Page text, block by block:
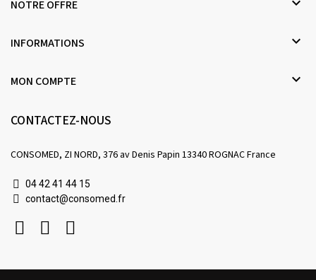
NOTRE OFFRE
INFORMATIONS 
MON COMPTE 
CONTACTEZ-NOUS
CONSOMED, ZI NORD, 376 av Denis Papin 13340 ROGNAC France
04 42 41 44 15
contact@consomed.fr